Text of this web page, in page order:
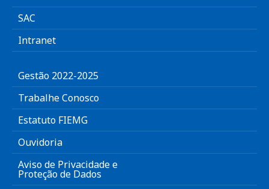
SAC
Intranet
Gestão 2022-2025
Trabalhe Conosco
Estatuto FIEMG
Ouvidoria
Aviso de Privacidade e
Proteção de Dados